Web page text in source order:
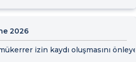
2026
izin kaydı oluşmasını